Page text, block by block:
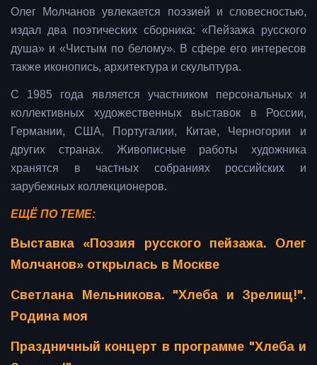
Олег Молчанов увлекается поэзией и словесностью,
издал два поэтических сборника: «Пейзажа русского
душа» и «Чистым по белому». В сфере его интересов
также иконопись, архитектура и скульптура.
С 1985 года является участником персональных и
коллективных художественных выставок в России,
Германии, США, Португалии, Китае, Черногории и
других странах. Живописные работы художника
хранятся в частных собраниях российских и
зарубежных коллекционеров.
ЕЩЁ ПО ТЕМЕ:
Выставка «Поэзия русского пейзажа. Олег
Молчанов» открылась в Москве
Светлана Мельникова. "Хлеба и Зрелищ!".
Родина моя
Праздничный концерт в программе "Хлеба и